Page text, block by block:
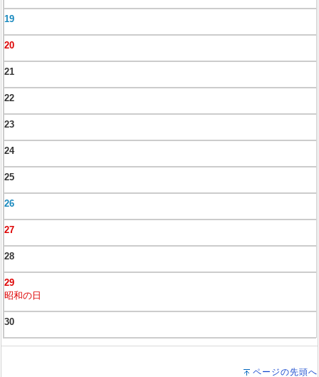
19
20
21
22
23
24
25
26
27
28
29
昭和の日
30
ページの先頭へ